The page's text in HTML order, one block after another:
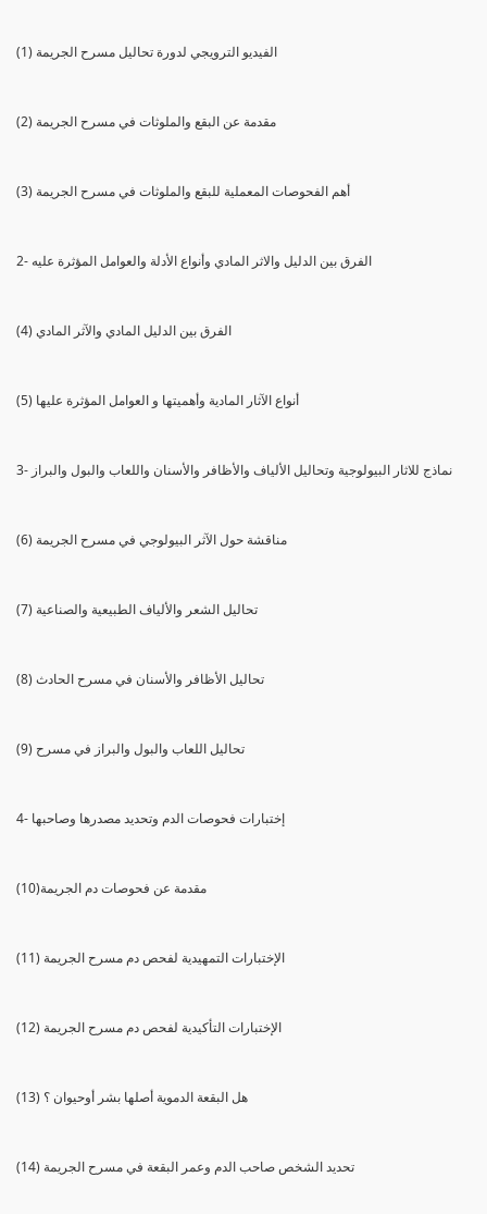
(1) الفيديو الترويجي لدورة تحاليل مسرح الجريمة
(2) مقدمة عن البقع والملوثات في مسرح الجريمة
(3) أهم الفحوصات المعملية للبقع والملوثات في مسرح الجريمة
2- الفرق بين الدليل والاثر المادي وأنواع الأدلة والعوامل المؤثرة عليه
(4) الفرق بين الدليل المادي والآثر المادي
(5) أنواع الآثار المادية وأهميتها و العوامل المؤثرة عليها
3- نماذج للاثار البيولوجية وتحاليل الألياف والأظافر والأسنان واللعاب والبول والبراز
(6) مناقشة حول الآثر البيولوجي في مسرح الجريمة
(7) تحاليل الشعر والألياف الطبيعية والصناعية
(8) تحاليل الأظافر والأسنان في مسرح الحادث
(9) تحاليل اللعاب والبول والبراز في مسرح
4- إختبارات فحوصات الدم وتحديد مصدرها وصاحبها
(10)مقدمة عن فحوصات دم الجريمة
(11) الإختبارات التمهيدية لفحص دم مسرح الجريمة
(12) الإختبارات التأكيدية لفحص دم مسرح الجريمة
(13) هل البقعة الدموية أصلها بشر أوحيوان ؟
(14) تحديد الشخص صاحب الدم وعمر البقعة في مسرح الجريمة